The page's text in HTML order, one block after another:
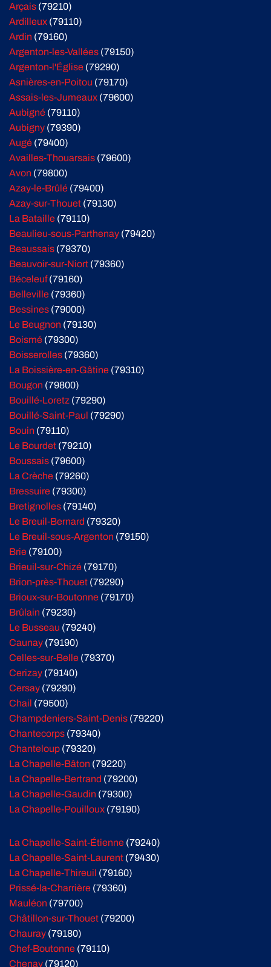
Arçais (79210)
Ardilleux (79110)
Ardin (79160)
Argenton-les-Vallées (79150)
Argenton-l'Église (79290)
Asnières-en-Poitou (79170)
Assais-les-Jumeaux (79600)
Aubigné (79110)
Aubigny (79390)
Augé (79400)
Availles-Thouarsais (79600)
Avon (79800)
Azay-le-Brûlé (79400)
Azay-sur-Thouet (79130)
La Bataille (79110)
Beaulieu-sous-Parthenay (79420)
Beaussais (79370)
Beauvoir-sur-Niort (79360)
Béceleuf(79160)
Belleville (79360)
Bessines (79000)
Le Beugnon (79130)
Boismé (79300)
Boisserolles (79360)
La Boissière-en-Gâtine (79310)
Bougon (79800)
Bouillé-Loretz (79290)
Bouillé-Saint-Paul (79290)
Bouin (79110)
Le Bourdet (79210)
Boussais (79600)
La Crèche (79260)
Bressuire (79300)
Bretignolles (79140)
Le Breuil-Bernard (79320)
Le Breuil-sous-Argenton (79150)
Brie (79100)
Brieuil-sur-Chizé (79170)
Brion-près-Thouet (79290)
Brioux-sur-Boutonne (79170)
Brûlain (79230)
Le Busseau (79240)
Caunay (79190)
Celles-sur-Belle (79370)
Cerizay (79140)
Cersay (79290)
Chail (79500)
Champdeniers-Saint-Denis (79220)
Chantecorps (79340)
Chanteloup (79320)
La Chapelle-Bâton (79220)
La Chapelle-Bertrand (79200)
La Chapelle-Gaudin (79300)
La Chapelle-Pouilloux (79190)
La Chapelle-Saint-Étienne (79240)
La Chapelle-Saint-Laurent (79430)
La Chapelle-Thireuil (79160)
Prissé-la-Charrière (79360)
Mauléon (79700)
Châtillon-sur-Thouet (79200)
Chauray (79180)
Chef-Boutonne (79110)
Chenay (79120)